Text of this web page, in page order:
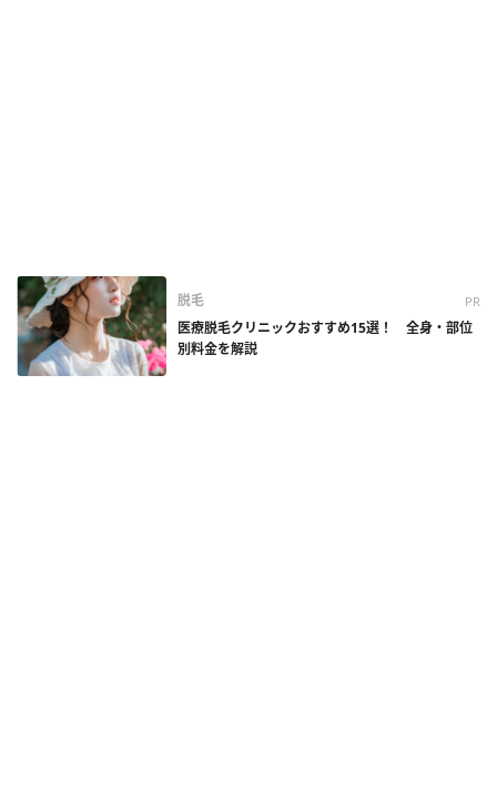
脱毛 PR
医療脱毛クリニックおすすめ15選！ 全身・部位
別料金を解説